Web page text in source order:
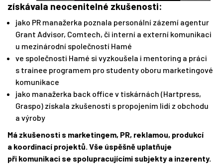
získávala neocenitelné zkušenosti:
jako PR manažerka poznala personální zázemí agentur
Grant Advisor, Comtech, či interní a externí komunikaci
u mezinárodní společností Hamé
ve společnosti Hamé si vyzkoušela i mentoring a práci
s trainee programem pro studenty oboru marketingové
komunikace
jako manažerka back office v tiskárnách (Hartpress,
Graspo) získala zkušenosti s propojením lidí z obchodu
a výroby
Má zkušenosti s marketingem, PR, reklamou, produkcí
a koordinací projektů. Vše úspěšně uplatňuje
při komunikaci se spolupracujícími subjekty a inzerenty.